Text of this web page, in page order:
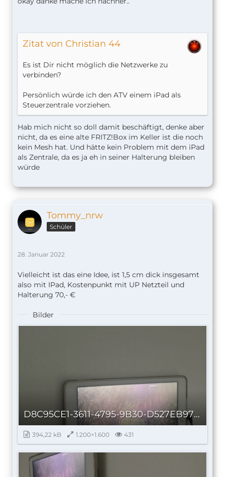
Zitat von Christian 44
Es ist Dir nicht möglich die Netzwerke zu
verbinden?
Persönlich würde ich den ATV einem iPad als
Steuerzentrale vorziehen.
Hab mich nicht so doll damit beschäftigt, denke aber
nicht, da es eine alte FRITZ!Box im Keller ist die noch
kein Mesh hat. Und hätte kein Problem mit dem iPad
als Zentrale, da es ja eh in seiner Halterung bleiben
würde
Tommy_nrw
Schüler
28. Januar 2022
Vielleicht ist das eine Idee, ist 1,5 cm dick insgesamt
also mit IPad, Kostenpunkt mit UP Netzteil und
Halterung 70,- €
Bilder
D8C95CE1-3611-4795-9B30-D527EB97BB51_autoscaled.jpg
394,22 kB 1.200×1.600 431